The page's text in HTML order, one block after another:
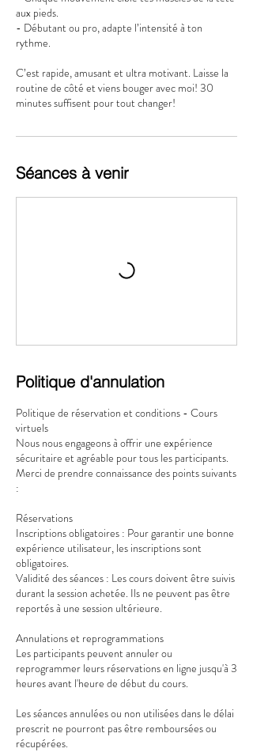
aux pieds.
- Débutant ou pro, adapte l’intensité à ton
rythme.
C’est rapide, amusant et ultra motivant. Laisse la
routine de côté et viens bouger avec moi! 30
minutes suffisent pour tout changer!
Séances à venir
Politique d'annulation
Politique de réservation et conditions - Cours
virtuels
Nous nous engageons à offrir une expérience
sécuritaire et agréable pour tous les participants.
Merci de prendre connaissance des points suivants
:
Réservations
Inscriptions obligatoires : Pour garantir une bonne
expérience utilisateur, les inscriptions sont
obligatoires.
Validité des séances : Les cours doivent être suivis
durant la session achetée. Ils ne peuvent pas être
reportés à une session ultérieure.
Annulations et reprogrammations
Les participants peuvent annuler ou
reprogrammer leurs réservations en ligne jusqu'à 3
heures avant l'heure de début du cours.
Les séances annulées ou non utilisées dans le délai
prescrit ne pourront pas être remboursées ou
récupérées.